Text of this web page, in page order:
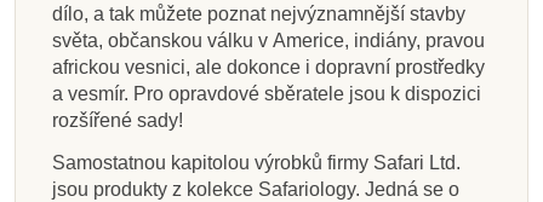
dílo, a tak můžete poznat nejvýznamnější stavby
světa, občanskou válku v Americe, indiány, pravou
africkou vesnici, ale dokonce i dopravní prostředky
a vesmír. Pro opravdové sběratele jsou k dispozici
rozšířené sady!
Samostatnou kapitolou výrobků firmy Safari Ltd.
jsou produkty z kolekce Safariology. Jedná se o